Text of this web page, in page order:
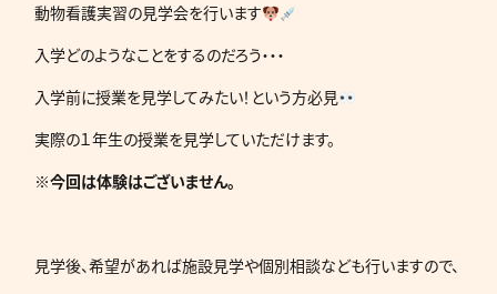
動物看護実習の見学会を行います
入学どのようなことをするのだろう・・・
入学前に授業を見学してみたい！という方必見
実際の１年生の授業を見学していただけます。
※今回は体験はございません。
見学後、希望があれば施設見学や個別相談なども行いますので、